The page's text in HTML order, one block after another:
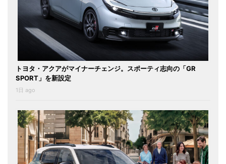
トヨタ・アクアがマイナーチェンジ。スポーティ志向の「GR
SPORT」を新設定
1日 ago